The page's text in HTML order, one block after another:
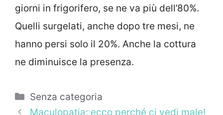
giorni in frigorifero, se ne va più dell’80%.
Quelli surgelati, anche dopo tre mesi, ne
hanno persi solo il 20%. Anche la cottura
ne diminuisce la presenza.
Categorie
Senza categoria
Maculopatia: ecco perché ci vedi male!